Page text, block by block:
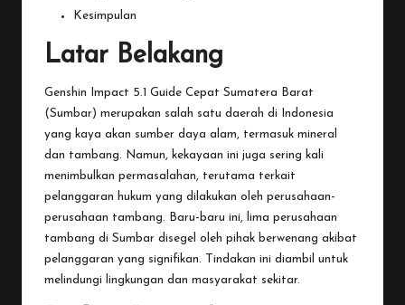
Kesimpulan
Latar Belakang
Genshin Impact 5.1 Guide Cepat Sumatera Barat
(Sumbar) merupakan salah satu daerah di Indonesia
yang kaya akan sumber daya alam, termasuk mineral
dan tambang. Namun, kekayaan ini juga sering kali
menimbulkan permasalahan, terutama terkait
pelanggaran hukum yang dilakukan oleh perusahaan-
perusahaan tambang. Baru-baru ini, lima perusahaan
tambang di Sumbar disegel oleh pihak berwenang akibat
pelanggaran yang signifikan. Tindakan ini diambil untuk
melindungi lingkungan dan masyarakat sekitar.